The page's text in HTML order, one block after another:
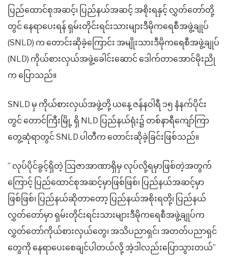
ပြည်ထောင်စုအဆင့်၊ ပြည်နယ်အဆင့် အစိုးရနှင့် လွှတ်တော်တို့
တွင် နေရာပေးရန် ရှမ်းတိုင်းရင်းသားများဒီမိုကရေစီအဖွဲ့ချုပ်
(SNLD) က တောင်းဆိုခဲ့ကြောင်း အမျိုးသားဒီမိုကရေစီအဖွဲ့ချုပ်
(NLD) ကိုယ်စားလှယ်အဖွဲ့ခေါင်းဆောင် ဒေါက်တာအောင်မိုးညို
က ပြောသည်။
SNLD မှ ကိုယ်စားလှယ်အဖွဲ့တို့ ယနေ့ ဇန်နဝါရီ ၁၅ နံနက်ပိုင်း
တွင် တောင်ကြီးမြို့ ရှိ NLD ပြည်နယ်ရုံး၌ တစ်နာရီကျော်ကြာ
တွေ့ဆုံရာတွင် SNLD ပါတီက တောင်းဆိုခဲ့ခြင်းဖြစ်သည်။
” လုပ်ပိုင်ခွင့်ရှိတဲ့ သြဇာအာဏာရှိမှ လုပ်လို့ရမှာဖြစ်တဲ့အတွက်
ကြောင့် ပြည်ထောင်စုအဆင့်မှာဖြစ်ဖြစ်၊ ပြည်နယ်အဆင့်မှာ
ဖြစ်ဖြစ်၊ ပြည်နယ်ဆိုတာတော့ ပြည်နယ်အစိုးရတို့၊ ပြည်နယ်
လွှတ်တော်မှာ ရှမ်းတိုင်းရင်းသားများဒီမိုကရေစီအဖွဲ့ချုပ်က
လွှတ်တော်ကိုယ်စားလှယ်တွေ၊ အသိပညာရှင်၊ အတတ်ပညာရှင်
တွေကို နေရာပေးစေချင်ပါတယ်လို့ အဲ့ဒါလည်းပြောသွားတယ်”